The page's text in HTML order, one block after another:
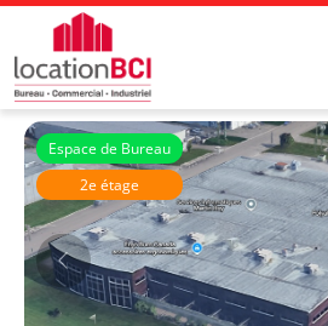
Espace de Bureau
2e étage